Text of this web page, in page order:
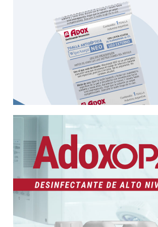
ADOXOPA limpieza
superficies e
ADOXOPA Diseñado para
dispositivos médicos semicríticos
calor que no son aptos para la